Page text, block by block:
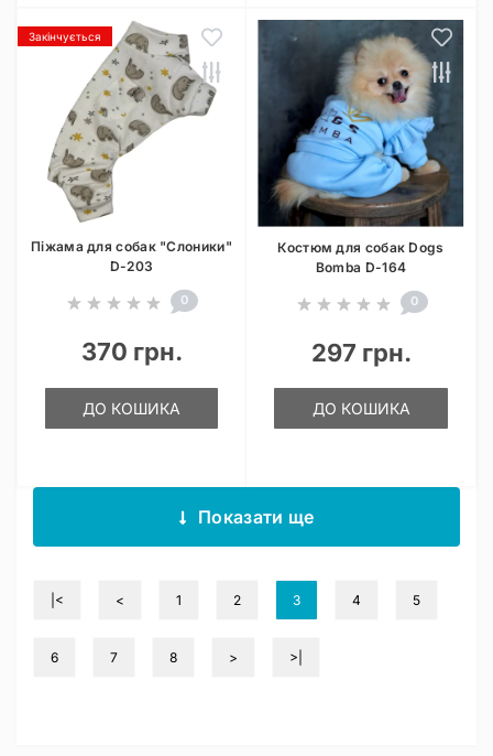
Закінчується
Піжама для собак "Слоники"
D-203
0
370 грн.
ДО КОШИКА
Костюм для собак Dogs
Bomba D-164
0
297 грн.
ДО КОШИКА
Показати ще
|< < 1 2 3 4 5
6 7 8 > >|